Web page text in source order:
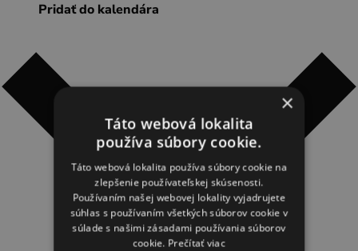
Kontakt
Zverejnené dokumenty
Pridať do kalendára
×
Táto webová lokalita
používa súbory cookie.
Táto webová lokalita používa súbory cookie na
zlepšenie používateľskej skúsenosti.
Používaním našej webovej lokality vyjadrujete
súhlas s používaním všetkých súborov cookie v
súlade s našimi zásadami používania súborov
cookie. Prečítať viac